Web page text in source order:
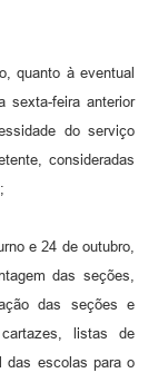
quanto à eventual
sexta-feira anterior
do serviço
consideradas
e 24 de outubro,
das seções,
das seções e
listas de
das escolas para o